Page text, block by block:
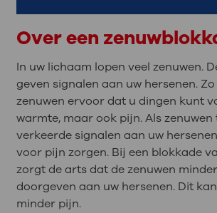
Over een
In uw lichaam lopen veel zenuwen.
geven signalen aan uw hersenen.
zenuwen ervoor dat u dingen kunt
warmte, maar ook pijn. Als zenuwen
verkeerde signalen aan uw
voor pijn zorgen. Bij een blokkade
zorgt de arts dat de zenuwen
doorgeven aan uw hersenen. Dit
minder pijn.